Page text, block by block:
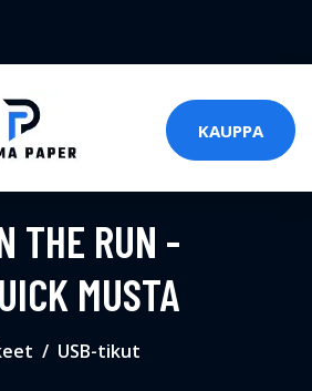
KAUPPA
THE RUN -
MUSTA
USB-tikut